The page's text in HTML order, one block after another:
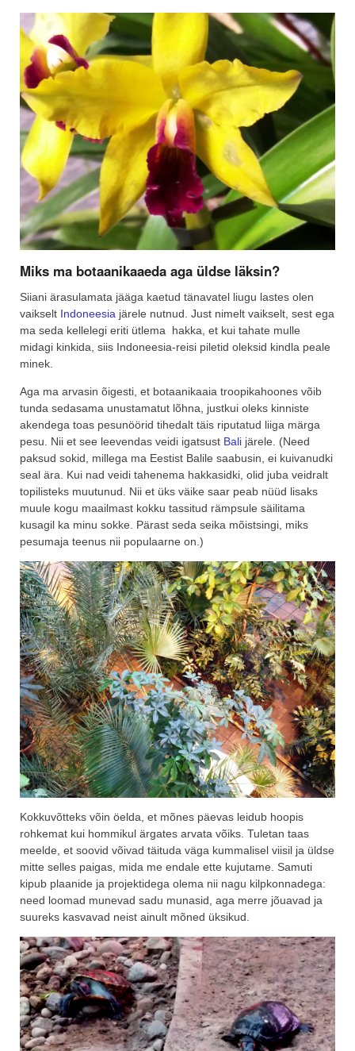
Miks ma botaanikaaeda aga üldse läksin?
Siiani ärasulamata jääga kaetud tänavatel liugu lastes olen
vaikselt Indoneesia järele nutnud. Just nimelt vaikselt, sest ega
ma seda kellelegi eriti ütlema hakka, et kui tahate mulle
midagi kinkida, siis Indoneesia-reisi piletid oleksid kindla peale
minek.
Aga ma arvasin õigesti, et botaanikaaia troopikahoones võib
tunda sedasama unustamatut lõhna, justkui oleks kinniste
akendega toas pesunöörid tihedalt täis riputatud liiga märga
pesu. Nii et see leevendas veidi igatsust Bali järele. (Need
paksud sokid, millega ma Eestist Balile saabusin, ei kuivanudki
seal ära. Kui nad veidi tahenema hakkasidki, olid juba veidralt
topilisteks muutunud. Nii et üks väike saar peab nüüd lisaks
muule kogu maailmast kokku tassitud rämpsule säilitama
kusagil ka minu sokke. Pärast seda seika mõistsingi, miks
pesumaja teenus nii populaarne on.)
Kokkuvõtteks võin öelda, et mõnes päevas leidub hoopis
rohkemat kui hommikul ärgates arvata võiks. Tuletan taas
meelde, et soovid võivad täituda väga kummalisel viisil ja üldse
mitte selles paigas, mida me endale ette kujutame. Samuti
kipub plaanide ja projektidega olema nii nagu kilpkonnadega:
need loomad munevad sadu munasid, aga merre jõuavad ja
suureks kasvavad neist ainult mõned üksikud.